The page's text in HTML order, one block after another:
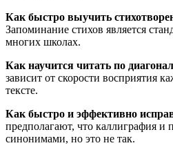
Как быстро выучить
Запоминание стихов является
многих школах.
Как научится читать по
зависит от скорости восприятия
тексте.
Как быстро и эффективно
предполагают, что каллиграфия и
синонимами, но это не так.